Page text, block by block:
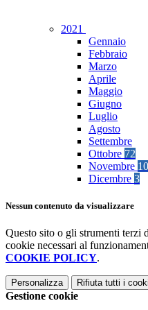
2021
Gennaio
Febbraio
Marzo
Aprile
Maggio
Giugno
Luglio
Agosto
Settembre
Ottobre 72
Novembre
Dicembre 3
Nessun contenuto da visualizzare
Questo sito o gli strumenti terzi
cookie necessari al
COOKIE POLICY.
Personalizza Rifiuta tutti i
Gestione cookie